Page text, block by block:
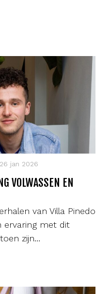
26 jan 2026
VOLWASSEN EN
van Villa Pinedo
ervaring met dit
zijn…